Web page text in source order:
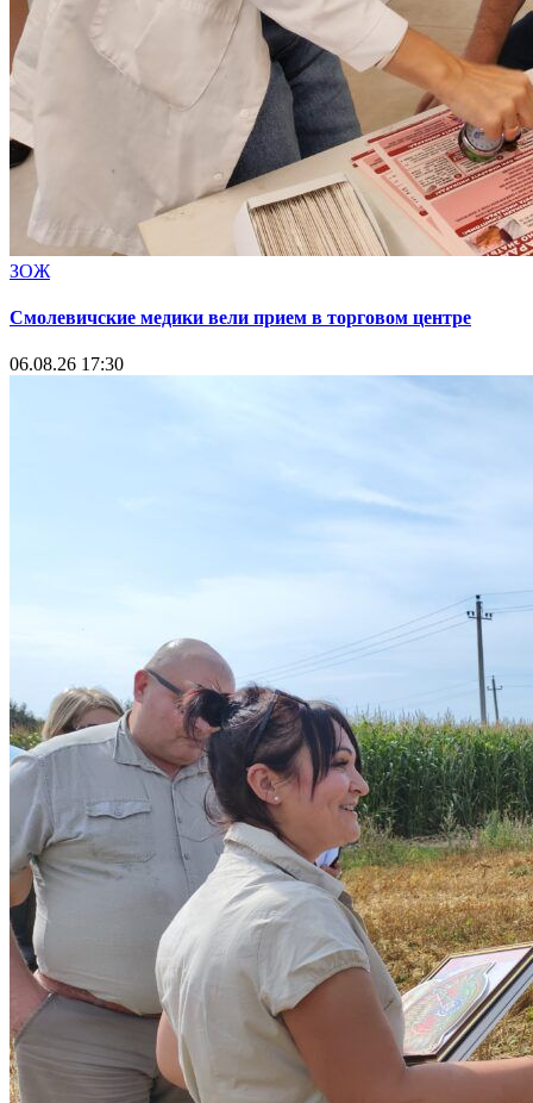
ЗОЖ
Смолевичские медики вели прием в торговом центре
06.08.26 17:30